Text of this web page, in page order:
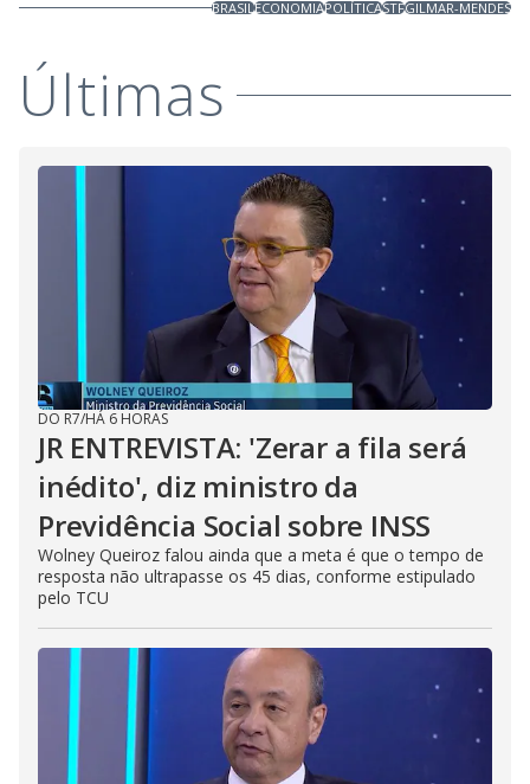
BRASILECONOMIAPOLÍTICASTFGILMAR-MENDES
Últimas
DO R7/HÁ 6 HORAS
JR ENTREVISTA: 'Zerar a fila será
inédito', diz ministro da
Previdência Social sobre INSS
Wolney Queiroz falou ainda que a meta é que o tempo de
resposta não ultrapasse os 45 dias, conforme estipulado
pelo TCU